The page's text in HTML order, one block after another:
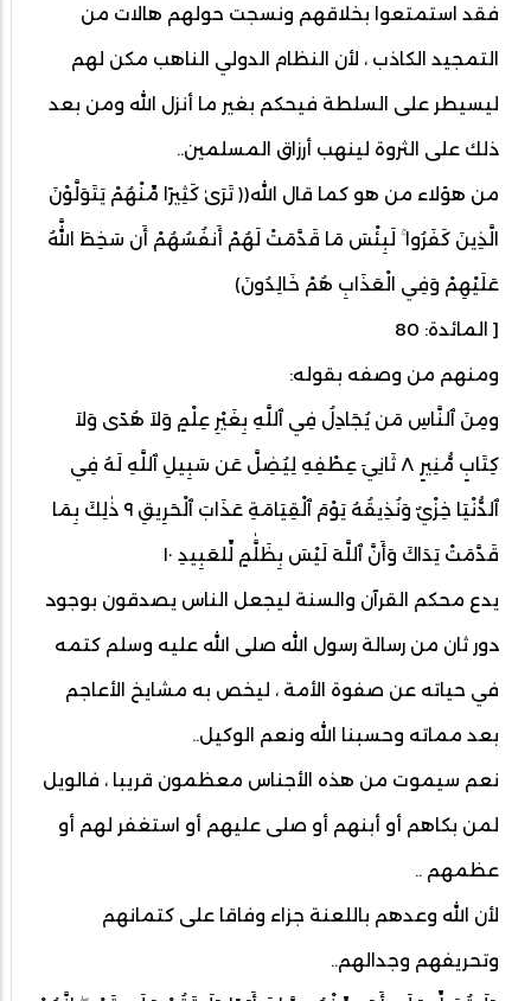
فقد استمتعوا بخلاقهم ونسجت حولهم هالات من
التمجيد الكاذب ، لأن النظام الدولي الناهب مكن لهم
ليسيطر على السلطة فيحكم بغير ما أنزل الله ومن بعد
ذلك على الثروة لينهب أرزاق المسلمين..
من هؤلاء من هو كما قال الله(﴿ تَرَىٰ كَثِيرًا مِّنْهُمْ يَتَوَلَّوْنَ
الَّذِينَ كَفَرُوا ۚ لَبِئْسَ مَا قَدَّمَتْ لَهُمْ أَنفُسُهُمْ أَن سَخِطَ اللَّهُ
عَلَيْهِمْ وَفِي الْعَذَابِ هُمْ خَالِدُونَ﴾
[ المائدة: 80
ومنهم من وصفه بقوله:
ومِنَ ٱلنَّاسِ مَن يُجَادِلُ فِي ٱللَّهِ بِغَيْرِ عِلْمٍ وَلاَ هُدًى وَلاَ
كِتَابٍ مُّنِيرٍ ٨ ثَانِيَ عِطْفِهِ لِيُضِلَّ عَن سَبِيلِ ٱللَّهِ لَهُ فِي
ٱلدُّنْيَا خِزْيٌ وَنُذِيقُهُ يَوْمَ ٱلْقِيَامَةِ عَذَابَ ٱلْحَرِيقِ ٩ ذٰلِكَ بِمَا
قَدَّمَتْ يَدَاكَ وَأَنَّ ٱللَّهَ لَيْسَ بِظَلَّٰمٍ لِّلعَبِيدِ ١٠
يدع محكم القرآن والسنة ليجعل الناس يصدقون بوجود
دور ثان من رسالة رسول الله صلى الله عليه وسلم كتمه
في حياته عن صفوة الأمة ، ليخص به مشايخ الأعاجم
بعد مماته وحسبنا الله ونعم الوكيل..
نعم سيموت من هذه الأجناس معظمون قريبا ، فالويل
لمن بكاهم أو أبنهم أو صلى عليهم أو استغفر لهم أو
عظمهم ..
لأن الله وعدهم باللعنة جزاء وفاقا على كتمانهم
وتحريفهم وجدالهم..